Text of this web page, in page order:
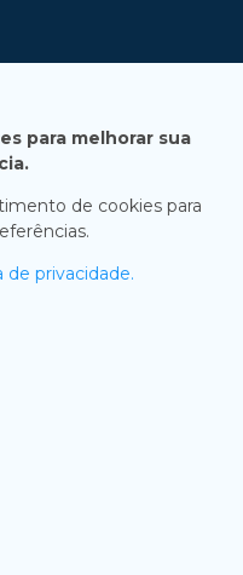
para melhorar sua
de cookies para
de privacidade.